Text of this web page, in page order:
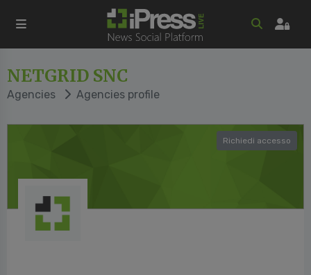
NETGRID SNC
Agencies Agencies profile
Richiedi accesso